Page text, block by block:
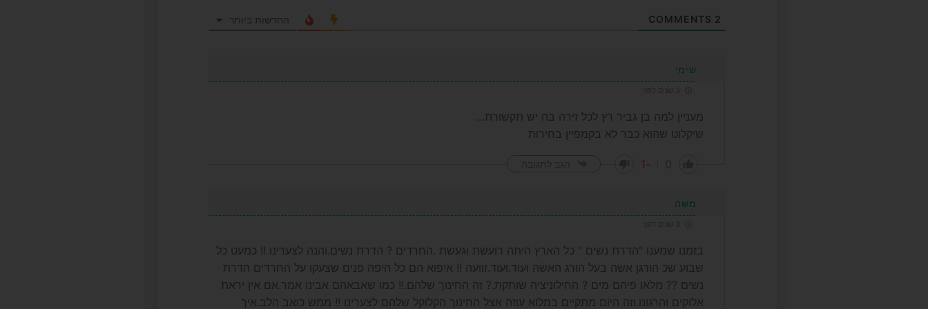
2 החדשות ביותר
שימי
מעניין למה בן גביר רץ לכל זירה בה יש תקשורת…
שיקלוט שהוא כבר לא בקמפיין בחירות
-1
משה
בזמנו שמענו "הדרת נשים " כל הארץ היתה רועשת וגעשת .החרדים ? הדרת נשים.והנה לצערינו !! כמעט כל
שבוע שכ הורגן אשה בעל הורג האשה ועוד.ועוד.זוועה !! איפוא הם כל היפה פנים שצעקו על החרדים הדרת
נשים ?? מלאו פיהם מים ? החילוניציה שותקת.? זה החינוך שלהם.!! כמו שאבאהם אבינו אמר.אם אין יראת
אלוקים והרגונו.וזה היום מתקיים במלוא עוזה אצל החינוך הקלוקל שלהם לצערינו !! ממש כואב הלב.איך